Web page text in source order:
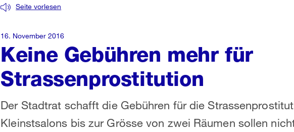
Keine Gebühren mehr für
Strassenprostitution
Seite vorlesen
Der Stadtrat schafft die Gebühren für die
Kleinstsalons bis zur Grösse von zwei Räumen sollen
16. November 2016